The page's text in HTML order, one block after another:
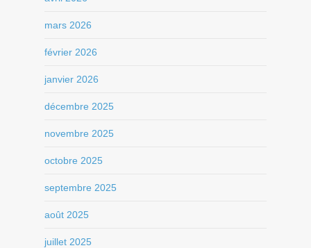
mars 2026
février 2026
janvier 2026
décembre 2025
novembre 2025
octobre 2025
septembre 2025
août 2025
juillet 2025